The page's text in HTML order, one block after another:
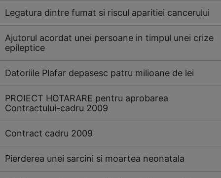
Legatura dintre fumat si riscul aparitiei cancerului
Ajutorul acordat unei persoane in timpul unei crize
epileptice
Datoriile Plafar depasesc patru milioane de lei
PROIECT HOTARARE pentru aprobarea
Contractului-cadru 2009
Contract cadru 2009
Pierderea unei sarcini si moartea neonatala